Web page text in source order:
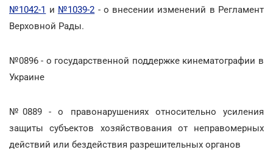
№1042-1 и №1039-2 - о внесении изменений в Регламент
Верховной Рады.
№0896 - о государственной поддержке кинематографии в
Украине
№0889 - о правонарушениях относительно усиления
защиты субъектов хозяйствования от неправомерных
действий или бездействия разрешительных органов